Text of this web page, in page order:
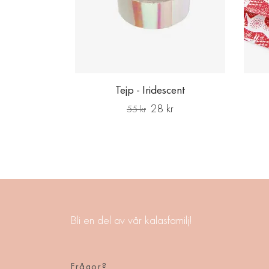
Tejp - Iridescent
55 kr 28 kr
Bli en del av vår kalasfamilj!
Frågor?